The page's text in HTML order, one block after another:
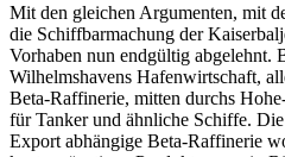
Mit den gleichen Argumenten, mit
die Schiffbarmachung der
Vorhaben nun endgültig abgelehnt.
Wilhelmshavens Hafenwirtschaft,
Beta-Raffinerie, mitten durchs
für Tanker und ähnliche Schiffe.
Export abhängige Beta-Raffinerie